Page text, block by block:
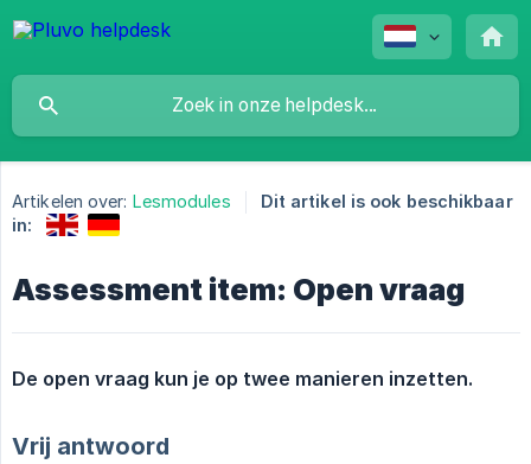
Artikelen over: Lesmodules
Dit artikel is ook beschikbaar
in:
Assessment item: Open vraag
De open vraag kun je op twee manieren inzetten.
Vrij antwoord